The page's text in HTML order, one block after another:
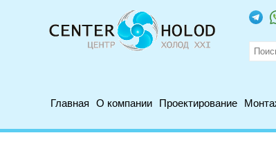
Главная О компании Проектирование